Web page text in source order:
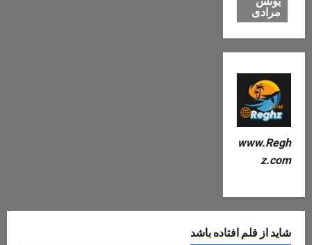
مرادی
www.Regh
z.com
شاید از قلم افتاده باشد